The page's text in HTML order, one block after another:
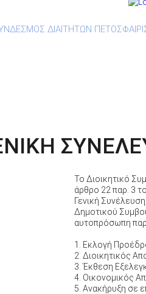
ΔΙΑΙΤΗΤΩΝ
Το Διοικητικό
άρθρο 22 παρ. 3
Γενική
Δημοτικού
αυτοπρόσωπη
1. Εκλογή
2. Διοικητικός
3. Έκθεση
4. Οικονομικός
5. Ανακήρυξη σε